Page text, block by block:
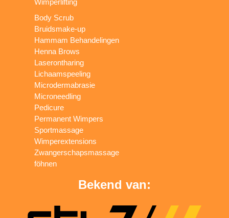
Wimperlifting
Body Scrub
Bruidsmake-up
Hammam Behandelingen
Henna Brows
Laserontharing
Lichaamspeeling
Microdermabrasie
Microneedling
Pedicure
Permanent Wimpers
Sportmassage
Wimperextensions
Zwangerschapsmassage
föhnen
Bekend van: